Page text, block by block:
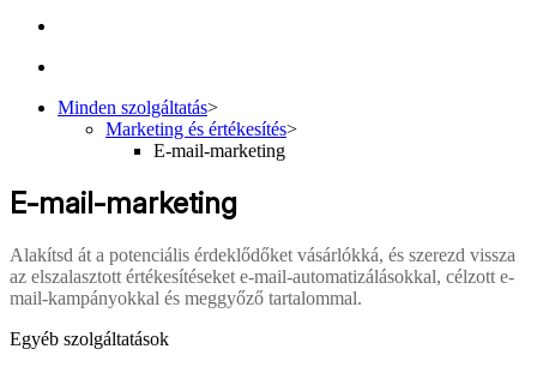
Minden szolgáltatás>
Marketing és értékesítés>
E-mail-marketing
E-mail-marketing
Alakítsd át a potenciális érdeklődőket vásárlókká, és szerezd vissza
az elszalasztott értékesítéseket e-mail-automatizálásokkal, célzott e-
mail-kampányokkal és meggyőző tartalommal.
Egyéb szolgáltatások